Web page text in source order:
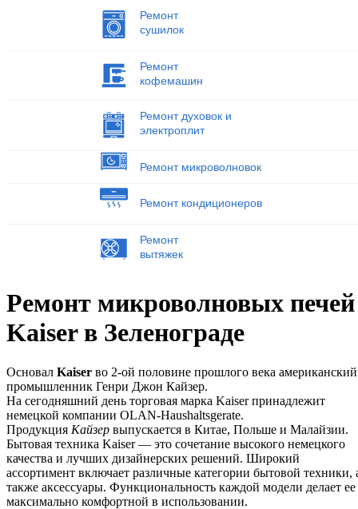
Ремонт
сушилок
Ремонт
кофемашин
Ремонт духовок и
электроплит
Ремонт микроволновок
Ремонт кондиционеров
Ремонт
вытяжек
Ремонт микроволновых печей
Kaiser в Зеленограде
Основал Kaiser во 2-ой половине прошлого века американский
промышленник Генри Джон Кайзер.
На сегодняшний день торговая марка Kaiser принадлежит
немецкой компании OLAN-Haushaltsgerate.
Продукция Кайзер выпускается в Китае, Польше и Малайзии.
Бытовая техника Kaiser — это сочетание высокого немецкого
качества и лучших дизайнерских решений. Широкий
ассортимент включает различные категории бытовой техники,
также аксессуары. Функциональность каждой модели делает ее
максимально комфортной в использовании.